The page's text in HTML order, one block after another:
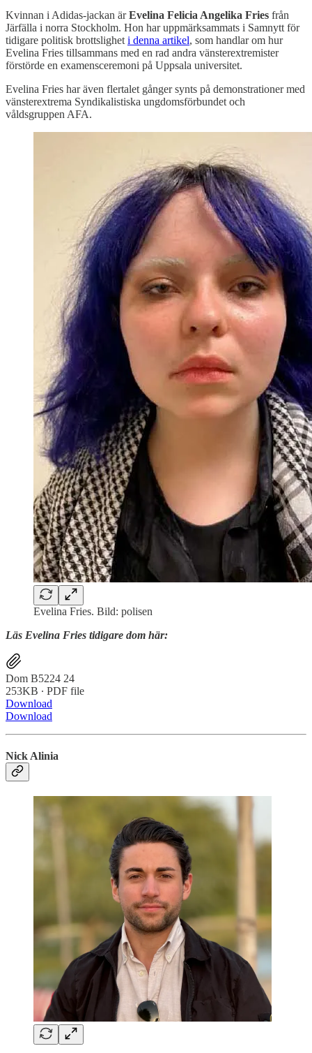
Kvinnan i Adidas-jackan ärEvelina Felicia Angelika Fries från
Järfälla i norra Stockholm. Hon har uppmärksammats i Samnytt för
tidigare politisk brottslighet i denna artikel, som handlar om hur
Evelina Fries tillsammans med en rad andra vänsterextremister
förstörde en examensceremoni på Uppsala universitet.
Evelina Fries har även flertalet gånger synts på demonstrationer med
vänsterextrema Syndikalistiska ungdomsförbundet och
våldsgruppen AFA.
Evelina Fries. Bild: polisen
Läs Evelina Fries tidigare dom här:
Dom B5224 24
253KB ∙ PDF file
Download
Download
Nick Alinia